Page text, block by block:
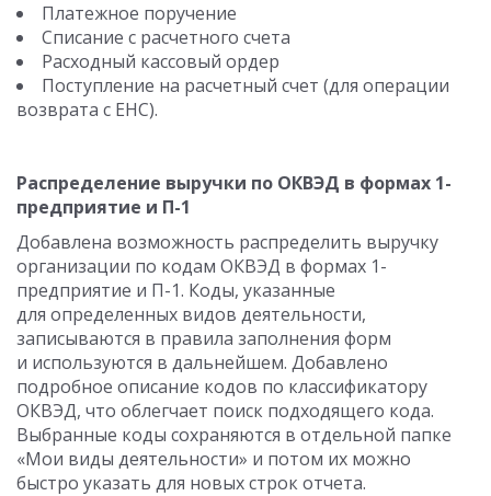
Платежное поручение
Списание с расчетного счета
Расходный кассовый ордер
Поступление на расчетный счет (для операции
возврата с ЕНС).
Распределение выручки по ОКВЭД в формах 1-
предприятие и П-1
Добавлена возможность распределить выручку
организации по кодам ОКВЭД в формах 1-
предприятие и П-1. Коды, указанные
для определенных видов деятельности,
записываются в правила заполнения форм
и используются в дальнейшем. Добавлено
подробное описание кодов по классификатору
ОКВЭД, что облегчает поиск подходящего кода.
Выбранные коды сохраняются в отдельной папке
«Мои виды деятельности» и потом их можно
быстро указать для новых строк отчета.